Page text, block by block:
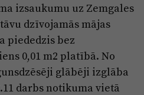
izsaukumu uz Zemgales
dzīvojamās mājas
piededzis bez
0,01 m2 platībā. No
glābēji izglāba
darbs notikuma vietā